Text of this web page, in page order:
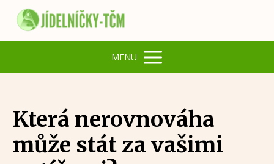
MENU
Která nerovnováha
může stát za vašimi